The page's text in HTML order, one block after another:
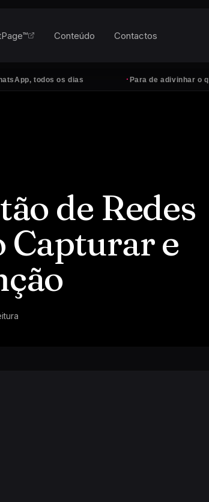
os dias Para de adivinhar o que gera
Conteúdo Contactos
de Redes
Capturar e